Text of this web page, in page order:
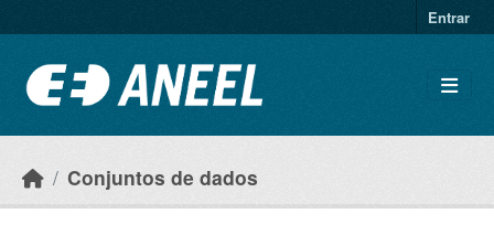
Entrar
Conjuntos de dados